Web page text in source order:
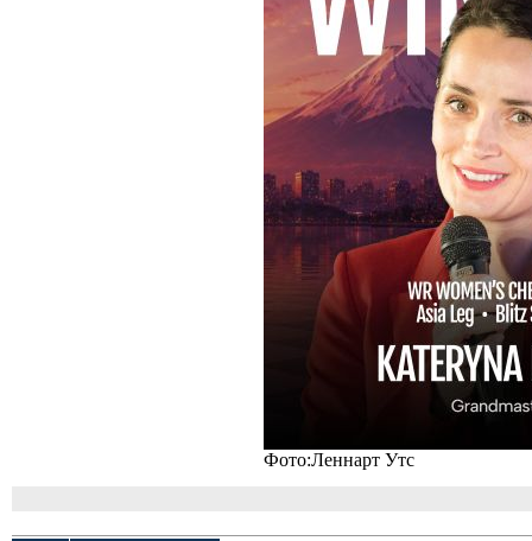
Фото:Леннарт Утс